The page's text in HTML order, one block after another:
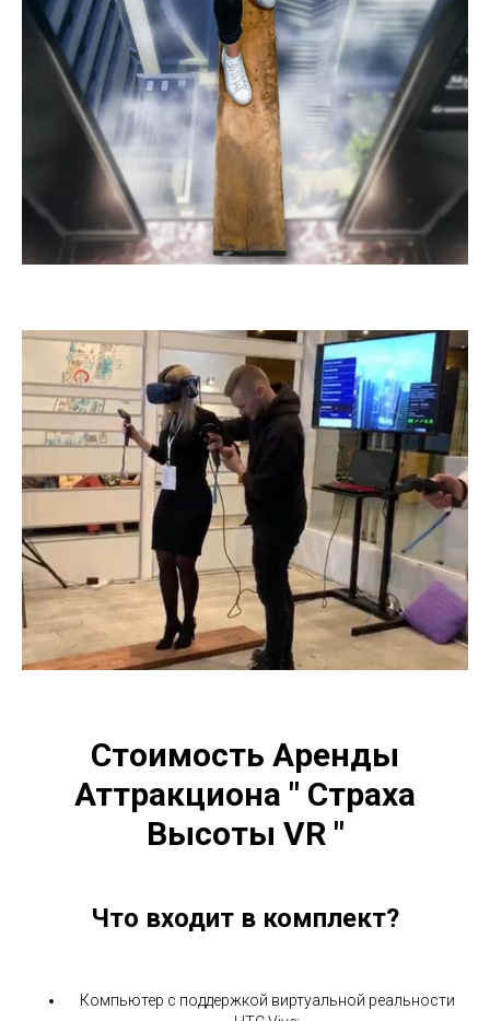
Стоимость Аренды
Аттракциона " Страха
Высоты VR "
Что входит в комплект?
Компьютер с поддержкой виртуальной реальности